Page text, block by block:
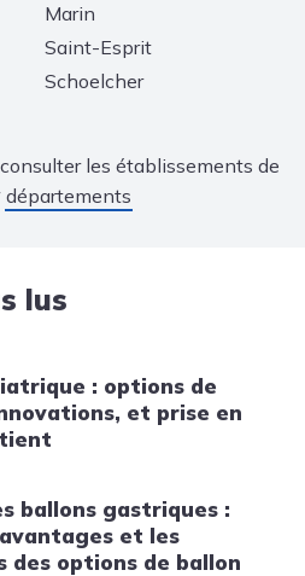
Marin
Saint-Esprit
Schoelcher
les établissements de
départements
lus
: options de
et prise en
ballons gastriques :
et les
des options de ballon